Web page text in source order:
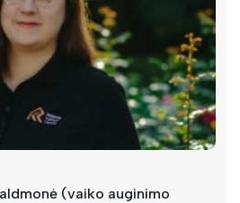
(vaiko auginimo